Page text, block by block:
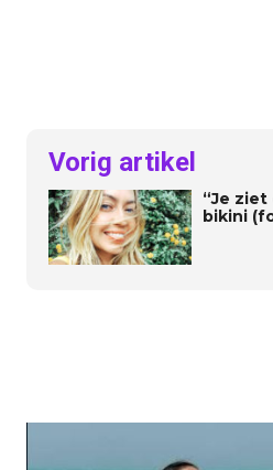
Vorig artikel
“Je ziet
bikini